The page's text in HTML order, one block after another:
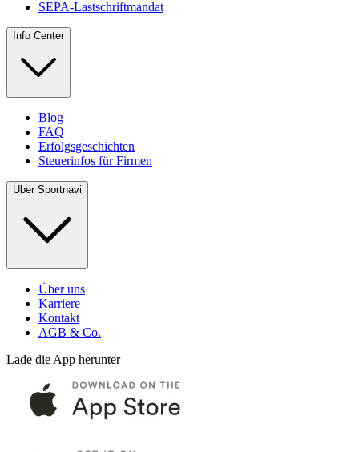
SEPA-Lastschriftmandat
Info Center
Blog
FAQ
Erfolgsgeschichten
Steuerinfos für Firmen
Über Sportnavi
Über uns
Karriere
Kontakt
AGB & Co.
Lade die App herunter